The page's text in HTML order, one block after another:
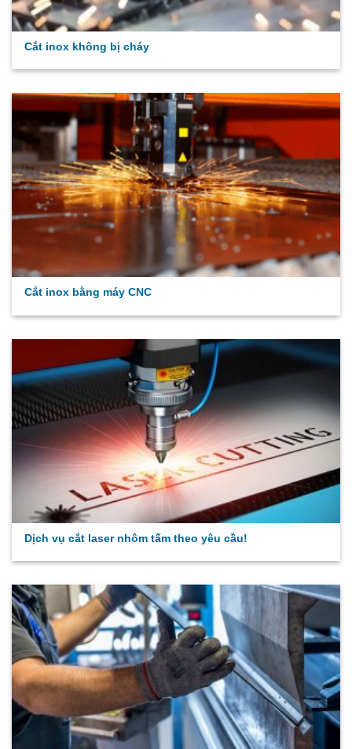
Cắt inox không bị cháy
Cắt inox bằng máy CNC
Dịch vụ cắt laser nhôm tấm theo yêu cầu!